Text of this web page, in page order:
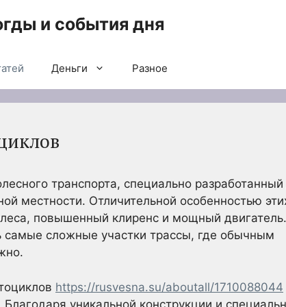
и события дня
Деньги Разное
транспорта, специально разработанный
местности. Отличительной особенностью
повышенный клиренс и мощный двигатель.
сложные участки трассы, где обычным
https://rusvesna.su/aboutall/1710088044
уникальной конструкции и